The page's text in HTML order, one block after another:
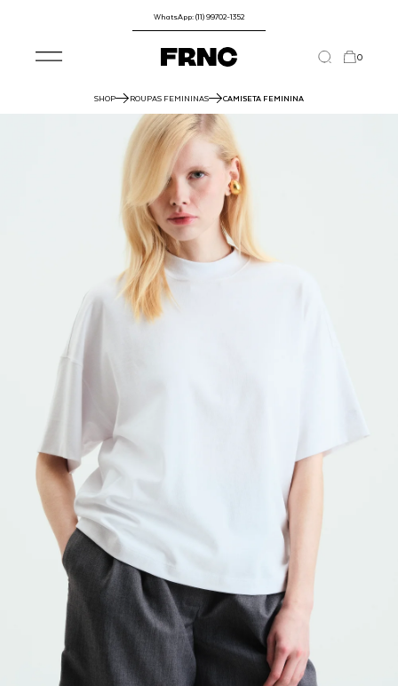
WhatsApp: (11) 99702-1352
0
SHOP ROUPAS FEMININAS CAMISETA FEMININA